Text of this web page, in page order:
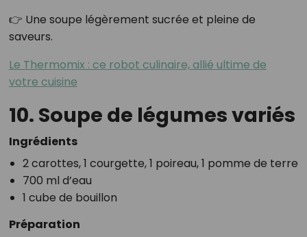
👉 Une soupe légèrement sucrée et pleine de
saveurs.
Le Thermomix : ce robot culinaire, allié ultime de
votre cuisine
10. Soupe de légumes variés
Ingrédients
2 carottes, 1 courgette, 1 poireau, 1 pomme de terre
700 ml d’eau
1 cube de bouillon
Préparation